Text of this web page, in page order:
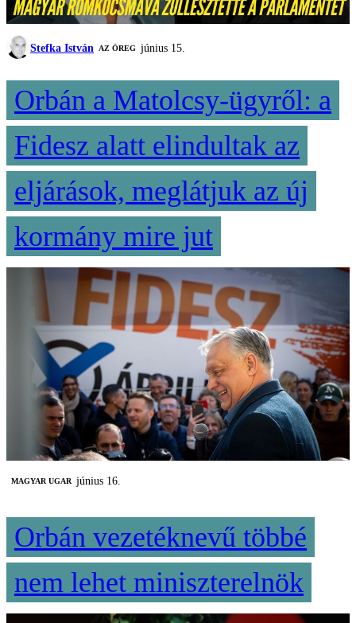
Stefka István AZ ÖREG június 15.
Orbán a Matolcsy-ügyről: a
Fidesz alatt elindultak az
eljárások, meglátjuk az új
kormány mire jut
MAGYAR UGAR június 16.
Orbán vezetéknevű többé
nem lehet miniszterelnök